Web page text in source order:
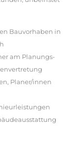
Bauvorhaben in
am Planungs-
Planer/innen